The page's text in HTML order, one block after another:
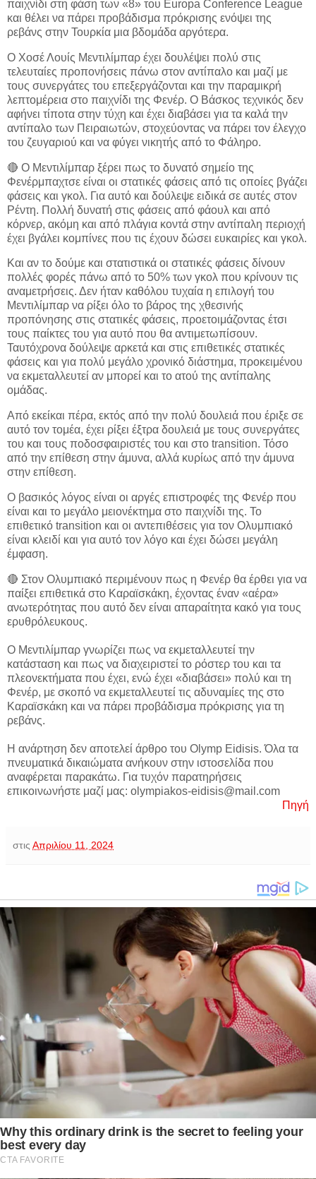
παιχνίδι στη φάση των «8» του Europa Conference League
και θέλει να πάρει προβάδισμα πρόκρισης ενόψει της
ρεβάνς στην Τουρκία μια βδομάδα αργότερα.
Ο Χοσέ Λουίς Μεντιλίμπαρ έχει δουλέψει πολύ στις
τελευταίες προπονήσεις πάνω στον αντίπαλο και μαζί με
τους συνεργάτες του επεξεργάζονται και την παραμικρή
λεπτομέρεια στο παιχνίδι της Φενέρ. Ο Βάσκος τεχνικός δεν
αφήνει τίποτα στην τύχη και έχει διαβάσει για τα καλά την
αντίπαλο των Πειραιωτών, στοχεύοντας να πάρει τον έλεγχο
του ζευγαριού και να φύγει νικητής από το Φάληρο.
🔴 Ο Μεντιλίμπαρ ξέρει πως το δυνατό σημείο της
Φενέρμπαχτσε είναι οι στατικές φάσεις από τις οποίες βγάζει
φάσεις και γκολ. Για αυτό και δούλεψε ειδικά σε αυτές στον
Ρέντη. Πολλή δυνατή στις φάσεις από φάουλ και από
κόρνερ, ακόμη και από πλάγια κοντά στην αντίπαλη περιοχή
έχει βγάλει κομπίνες που τις έχουν δώσει ευκαιρίες και γκολ.
Και αν το δούμε και στατιστικά οι στατικές φάσεις δίνουν
πολλές φορές πάνω από το 50% των γκολ που κρίνουν τις
αναμετρήσεις. Δεν ήταν καθόλου τυχαία η επιλογή του
Μεντιλίμπαρ να ρίξει όλο το βάρος της χθεσινής
προπόνησης στις στατικές φάσεις, προετοιμάζοντας έτσι
τους παίκτες του για αυτό που θα αντιμετωπίσουν.
Ταυτόχρονα δούλεψε αρκετά και στις επιθετικές στατικές
φάσεις και για πολύ μεγάλο χρονικό διάστημα, προκειμένου
να εκμεταλλευτεί αν μπορεί και το ατού της αντίπαλης
ομάδας.
Από εκείκαι πέρα, εκτός από την πολύ δουλειά που έριξε σε
αυτό τον τομέα, έχει ρίξει έξτρα δουλειά με τους συνεργάτες
του και τους ποδοσφαιριστές του και στο transition. Τόσο
από την επίθεση στην άμυνα, αλλά κυρίως από την άμυνα
στην επίθεση.
Ο βασικός λόγος είναι οι αργές επιστροφές της Φενέρ που
είναι και το μεγάλο μειονέκτημα στο παιχνίδι της. Το
επιθετικό transition και οι αντεπιθέσεις για τον Ολυμπιακό
είναι κλειδί και για αυτό τον λόγο και έχει δώσει μεγάλη
έμφαση.
🔴 Στον Ολυμπιακό περιμένουν πως η Φενέρ θα έρθει για να
παίξει επιθετικά στο Καραϊσκάκη, έχοντας έναν «αέρα»
ανωτερότητας που αυτό δεν είναι απαραίτητα κακό για τους
ερυθρόλευκους.
Ο Μεντιλίμπαρ γνωρίζει πως να εκμεταλλευτεί την
κατάσταση και πως να διαχειριστεί το ρόστερ του και τα
πλεονεκτήματα που έχει, ενώ έχει «διαβάσει» πολύ και τη
Φενέρ, με σκοπό να εκμεταλλευτεί τις αδυναμίες της στο
Καραϊσκάκη και να πάρει προβάδισμα πρόκρισης για τη
ρεβάνς.
Η ανάρτηση δεν αποτελεί άρθρο του Olymp Eidisis. Όλα τα
πνευματικά δικαιώματα ανήκουν στην ιστοσελίδα που
αναφέρεται παρακάτω. Για τυχόν παρατηρήσεις
επικοινωνήστε μαζί μας: olympiakos-eidisis@mail.com
Πηγή
στις Απριλίου 11, 2024